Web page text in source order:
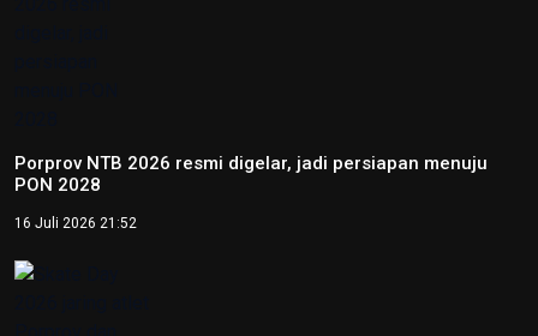
Porprov NTB 2026 resmi digelar, jadi persiapan menuju
PON 2028
16 Juli 2026 21:52